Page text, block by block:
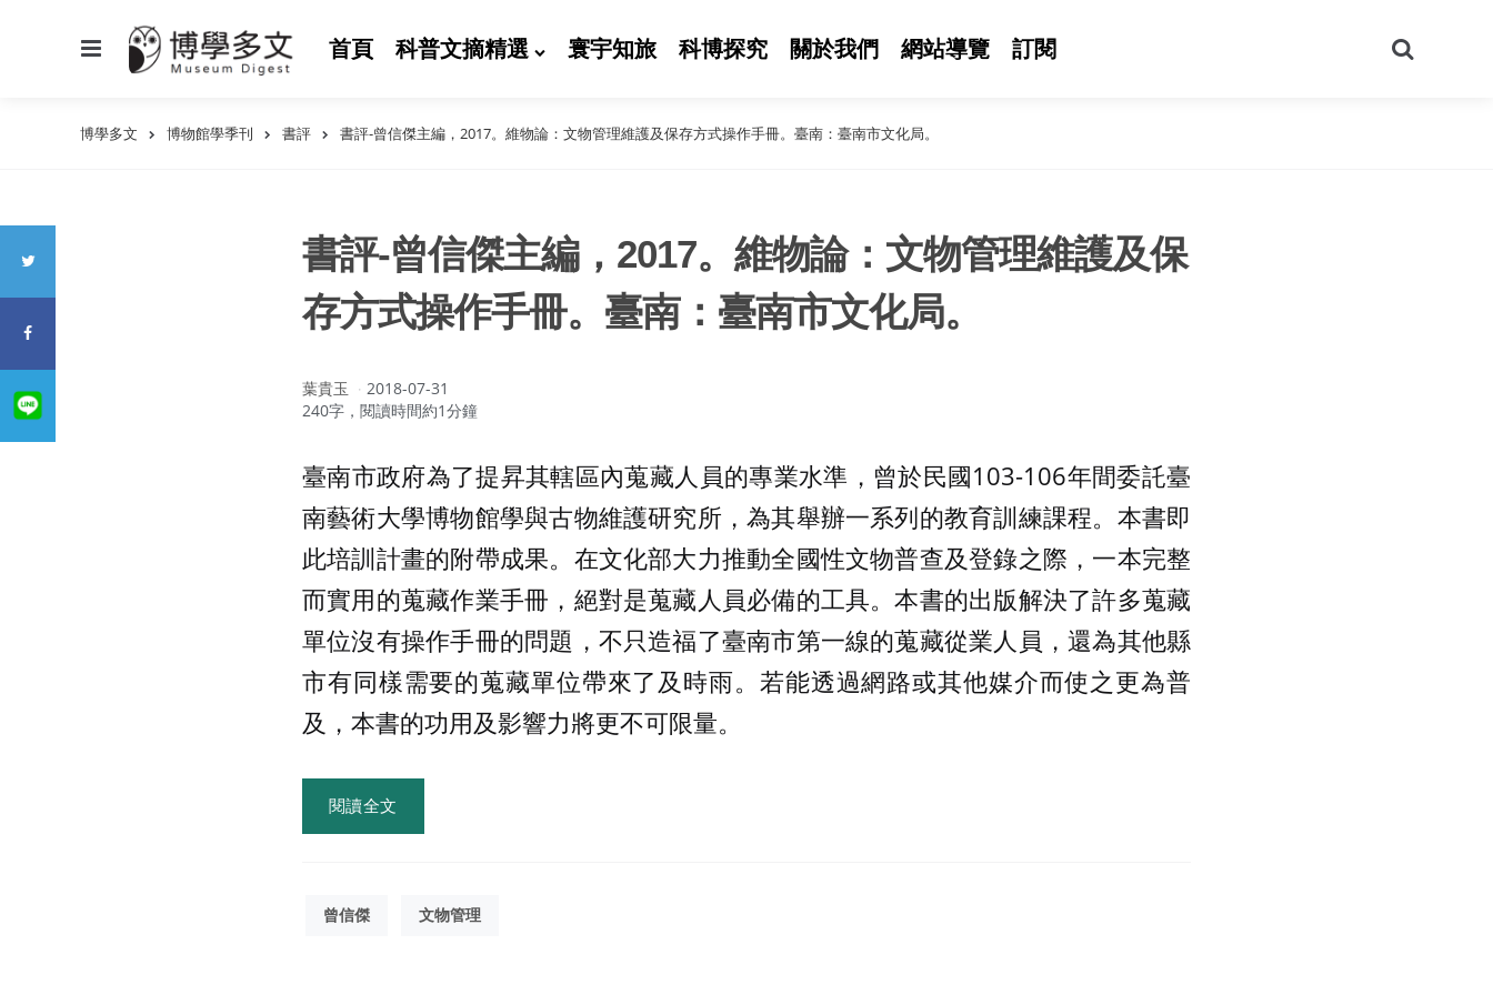
首頁 科普文摘精選 寰宇知旅 科博探究 關於我們 網站導覽 訂閱
尋
博學多文 博物館學季刊 書評 書評-曾信傑主編，2017。維物論：文物管理維護及保存方式操作手冊。臺南：臺南市文化局。
書評-曾信傑主編，2017。維物論：文物管理維護及保
存方式操作手冊。臺南：臺南市文化局。
作
者：
葉貴玉
2018-07-31
240字，閱讀時間約1分鐘
臺南市政府為了提昇其轄區內蒐藏人員的專業水準，曾於民國103-106年間委託臺
南藝術大學博物館學與古物維護研究所，為其舉辦一系列的教育訓練課程。本書即
此培訓計畫的附帶成果。在文化部大力推動全國性文物普查及登錄之際，一本完整
而實用的蒐藏作業手冊，絕對是蒐藏人員必備的工具。本書的出版解決了許多蒐藏
單位沒有操作手冊的問題，不只造福了臺南市第一線的蒐藏從業人員，還為其他縣
市有同樣需要的蒐藏單位帶來了及時雨。若能透過網路或其他媒介而使之更為普
及，本書的功用及影響力將更不可限量。
閱讀全文
曾信傑 文物管理